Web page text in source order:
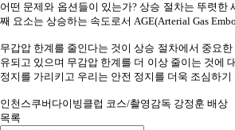
어떤 문제와 옵션들이 있는가?상승 절차는 뚜렷한
째 요소는 상승하는 속도로서 AGE(Arterial Gas
무갑압 한계를 줄인다는 것이 상승 절차에서 중요
유되고 있으며 무감압 한계를 더 이상 줄이는 것에
정지를 가리키고 우리는 안전 정지를 더욱 조심하
인천스쿠버다이빙클럽 코스/촬영감독 강정훈 배상
목록